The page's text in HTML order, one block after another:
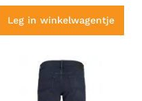
Leg in winkelwagentje